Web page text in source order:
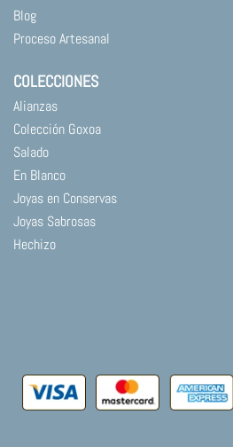
Blog
Proceso Artesanal
COLECCIONES
Alianzas
Colección Goxoa
Salado
En Blanco
Joyas en Conservas
Joyas Sabrosas
Hechizo